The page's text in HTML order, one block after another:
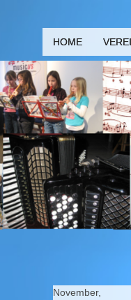
HOME
November,